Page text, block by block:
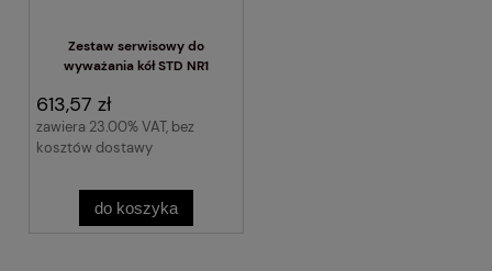
Zestaw serwisowy do
wyważania kół STD NR1
613,57 zł
zawiera 23.00% VAT, bez
kosztów dostawy
do koszyka